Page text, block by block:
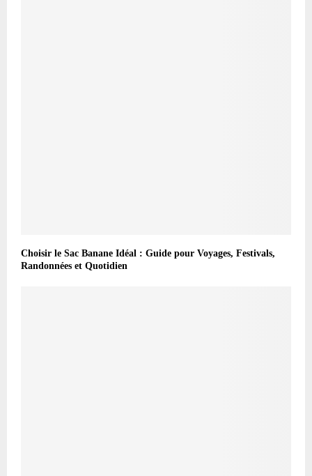
Choisir le Sac Banane Idéal : Guide pour Voyages, Festivals,
Randonnées et Quotidien